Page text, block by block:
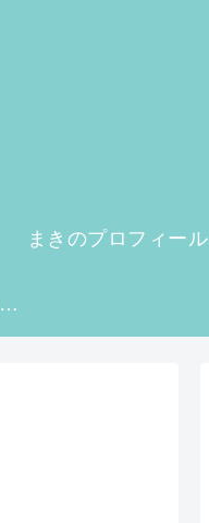
まきのプロフィール
Hide Ads for Premium Members